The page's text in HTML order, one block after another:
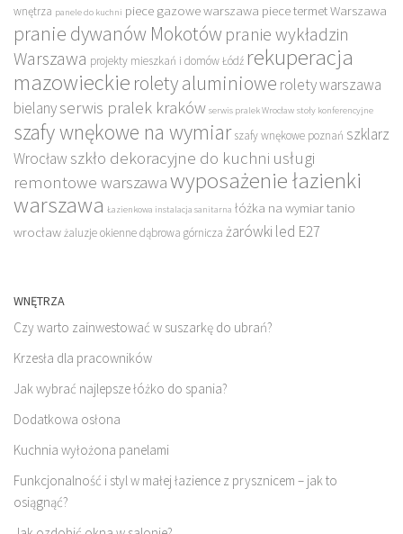
wnętrza panele do kuchni piece gazowe warszawa piece termet Warszawa
pranie dywanów Mokotów pranie wykładzin
Warszawa projekty mieszkań i domów Łódź rekuperacja
mazowieckie rolety aluminiowe rolety warszawa
bielanyserwis pralek kraków serwis pralek Wrocław stoły konferencyjne
szafy wnękowe na wymiar szafy wnękowe poznań szklarz
Wrocław szkło dekoracyjne do kuchni usługi
remontowe warszawawyposażenie łazienki
warszawa Łazienkowa instalacja sanitarna łóżka na wymiar tanio
wrocławżaluzje okienne dąbrowa górnicza żarówki led E27
WNĘTRZA
Czy warto zainwestować w suszarkę do ubrań?
Krzesła dla pracowników
Jak wybrać najlepsze łóżko do spania?
Dodatkowa osłona
Kuchnia wyłożona panelami
Funkcjonalność i styl w małej łazience z prysznicem – jak to
osiągnąć?